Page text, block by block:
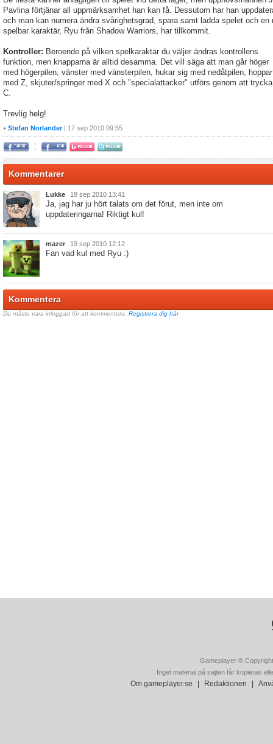
Pavlina förtjänar all uppmärksamhet han kan få. Dessutom har han
och man kan numera ändra svårighetsgrad, spara samt ladda spelet och en
spelbar karaktär, Ryu från Shadow Warriors, har tillkommit.
Kontroller: Beroende på vilken spelkaraktär du väljer ändras kontrollens
funktion, men knapparna är alltid desamma. Det vill säga att man går höger
med högerpilen, vänster med vänsterpilen, hukar sig med nedåtpilen, hoppar
med Z, skjuter/springer med X och "specialattacker" utförs genom att
C.
Trevlig helg!
+ Stefan Norlander | 17 sep 2010 09:55
Kommentarer
Lukke 18 sep 2010 13:41
Ja, jag har ju hört talats om det förut, men inte om
uppdateringarna! Riktigt kul!
mazer 19 sep 2010 12:12
Fan vad kul med Ryu :)
Kommentera
Du måste vara inloggad för att kommentera. Registrera dig här
Gameplayer ®
Inget material på sajten får kopieras
Om gameplayer.se Redaktionen